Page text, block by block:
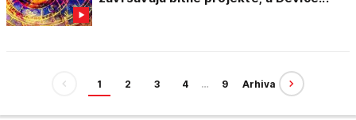
1 2 3 4 … 9 Arhiva